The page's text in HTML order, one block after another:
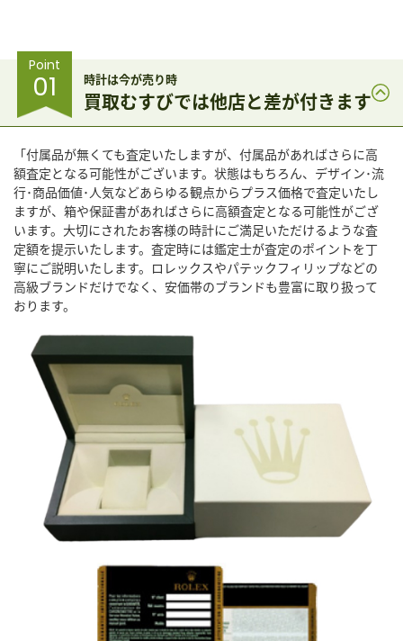
Point
01 時計は今が売り時
買取むすびでは他店と差が付きます
「付属品が無くても査定いたしますが、付属品があればさらに高
額査定となる可能性がございます。状態はもちろん、デザイン･流
行･商品価値･人気などあらゆる観点からプラス価格で査定いたし
ますが、箱や保証書があればさらに高額査定となる可能性がござ
います。大切にされたお客様の時計にご満足いただけるような査
定額を提示いたします。査定時には鑑定士が査定のポイントを丁
寧にご説明いたします。ロレックスやパテックフィリップなどの
高級ブランドだけでなく、安価帯のブランドも豊富に取り扱って
おります。